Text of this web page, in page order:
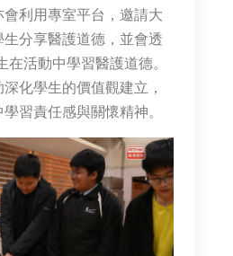
利用專室平台，邀請大
分享醫護道德，並會透
在活動中學習醫護道德。
化學生的價值觀建立，
習責任感與關懷精神。